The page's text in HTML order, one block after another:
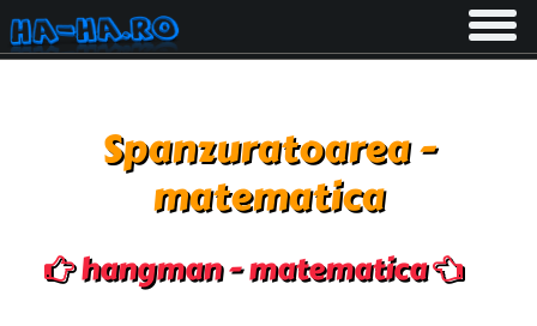
Toggle
Spanzuratoarea -
matematica
hangman - matematica